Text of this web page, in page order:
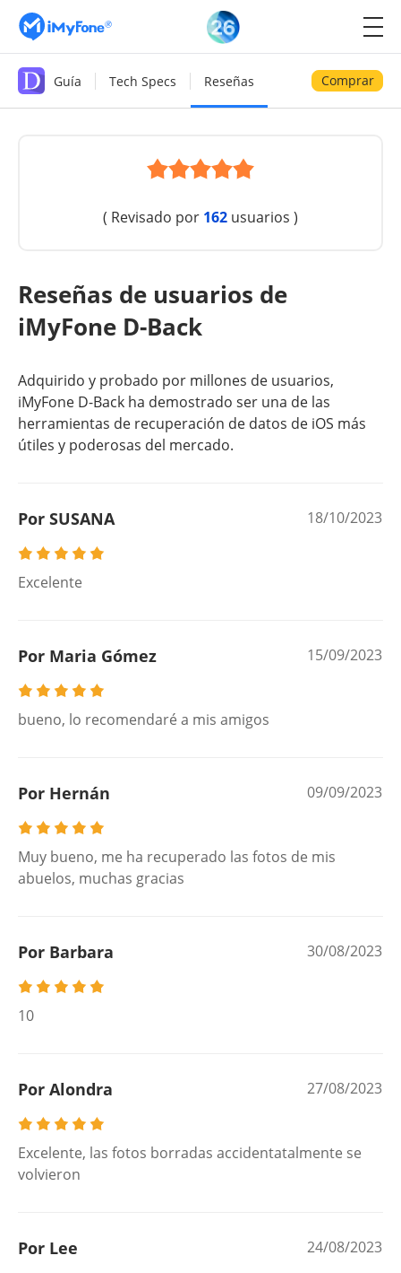
Guía Tech Specs Reseñas Comprar
( Revisado por 162 usuarios )
Reseñas de usuarios de
iMyFone D-Back
Adquirido y probado por millones de usuarios,
iMyFone D-Back ha demostrado ser una de las
herramientas de recuperación de datos de iOS más
útiles y poderosas del mercado.
Por SUSANA 18/10/2023
Excelente
Por Maria Gómez 15/09/2023
bueno, lo recomendaré a mis amigos
Por Hernán 09/09/2023
Muy bueno, me ha recuperado las fotos de mis
abuelos, muchas gracias
Por Barbara 30/08/2023
10
Por Alondra 27/08/2023
Excelente, las fotos borradas accidentatalmente se
volvieron
Por Lee 24/08/2023